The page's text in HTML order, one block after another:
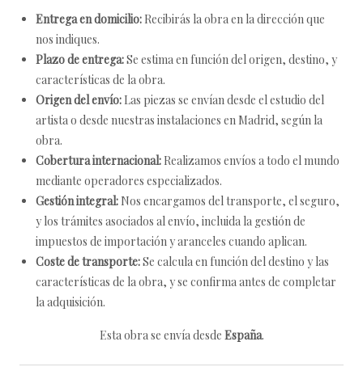
Entrega en domicilio: Recibirás la obra en la dirección que
nos indiques.
Plazo de entrega:Se estima en función del origen, destino, y
características de la obra.
Origen del envío: Las piezas se envían desde el estudio del
artista o desde nuestras instalaciones en Madrid, según la
obra.
Cobertura internacional: Realizamos envíos a todo el mundo
mediante operadores especializados.
Gestión integral: Nos encargamos del transporte, el seguro,
y los trámites asociados al envío, incluida la gestión de
impuestos de importación y aranceles cuando aplican.
Coste de transporte:Se calcula en función del destino y las
características de la obra, y se confirma antes de completar
la adquisición.
Esta obra se envía desde España.